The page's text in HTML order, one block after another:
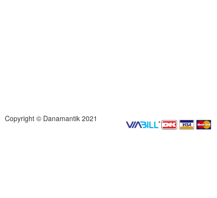
Copyright © Danamantik 2021